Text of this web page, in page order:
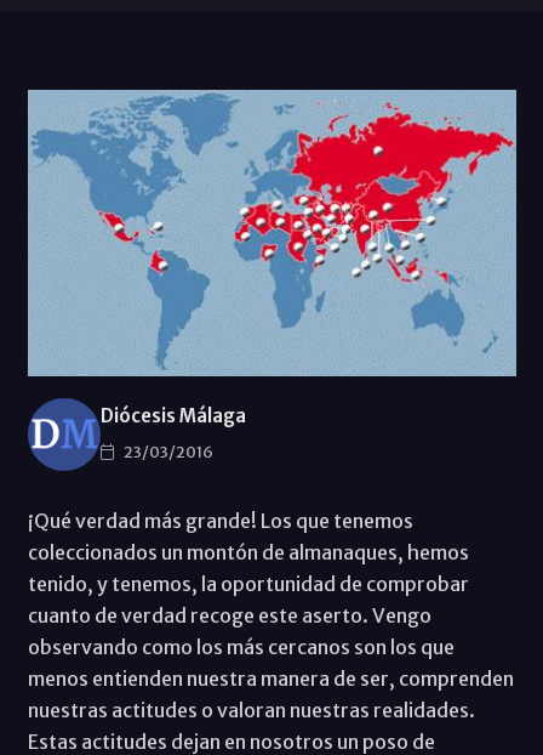
Diócesis Málaga
23/03/2016
¡Qué verdad más grande! Los que tenemos
coleccionados un montón de almanaques, hemos
tenido, y tenemos, la oportunidad de comprobar
cuanto de verdad recoge este aserto. Vengo
observando como los más cercanos son los que
menos entienden nuestra manera de ser, comprenden
nuestras actitudes o valoran nuestras realidades.
Estas actitudes dejan en nosotros un poso de